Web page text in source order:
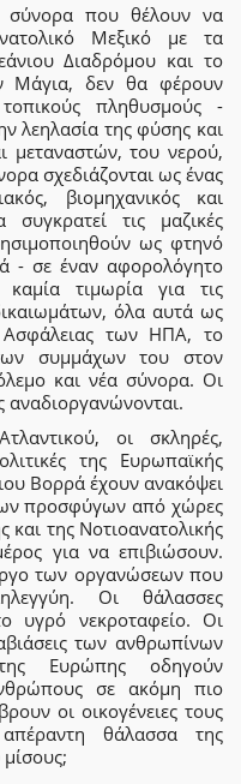
σύνορα που θέλουν να
Μεξικό με τα
Διαδρόμου και το
Μάγια, δεν θα φέρουν
πληθυσμούς -
λεηλασία της φύσης και
του νερού,
σχεδιάζονται ως ένας
βιομηχανικός και
τις μαζικές
ως φτηνό
- σε έναν αφορολόγητο
τιμωρία για τις
όλα αυτά ως
Ασφάλειας των ΗΠΑ, το
συμμάχων του στον
και νέα σύνορα. Οι
αναδιοργανώνονται.
οι σκληρές,
της Ευρωπαϊκής
Βορρά έχουν ανακόψει
προσφύγων από χώρες
της Νοτιοανατολικής
για να επιβιώσουν.
των οργανώσεων που
Οι θάλασσες
υγρό νεκροταφείο. Οι
των ανθρωπίνων
Ευρώπης οδηγούν
σε ακόμη πιο
οι οικογένειες τους
θάλασσα της